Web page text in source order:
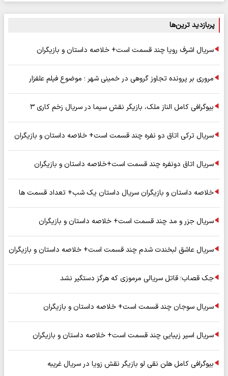
پربازدید ترین‌ها
سریال اشرف رویا چند قسمت است+ خلاصه داستان و بازیگران
مروری بر پرونده تجاوز گروهی در خمینی شهر ؛ موضوع فیلم علفزار
بیوگرافی کامل الناز ملک، بازیگر نقش سیما در سریال زخم کاری ۳
سریال ترکی اتاق دو نفره چند قسمت است+ خلاصه داستان و بازیگران
سریال اتاق دونفره چند قسمت است+خلاصه داستان و بازیگران
خلاصه داستان و بازیگران سریال داستان یک شب+ تعداد قسمت ها
سریال جزر و مد چند قسمت است+ خلاصه داستان و بازیگران
سریال عاشق لبخندت شدم چند قسمت است+ خلاصه داستان و بازیگران
جک قصاب؛ قاتل سریالی مرموزی که هرگز دستگیر نشد
سریال سوجان چند قسمت است+ خلاصه داستان و بازیگران
سریال اسیر زیبایی چند قسمت است+ خلاصه داستان و بازیگران
بیوگرافی کامل هلن نقی لو بازیگر نقش زویا در سریال غریبه